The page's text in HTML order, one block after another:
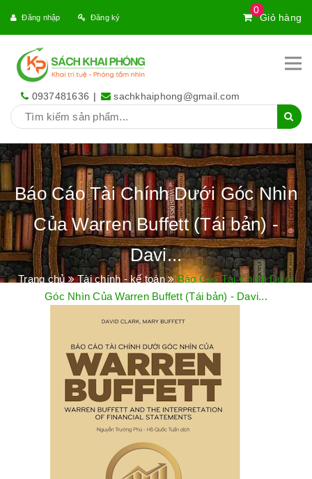
0
Giỏ hàng
Đăng nhập Đăng ký
0937481636 | sachkhaiphong@gmail.com
Báo Cáo Tài Chính Dưới Góc Nhìn
Của Warren Buffett (Tái bản) -
Davi...
Trang chủ Tài chính - kế toán
Báo Cáo Tài Chính Dưới
Góc Nhìn Của Warren Buffett (Tái bản) - Davi...